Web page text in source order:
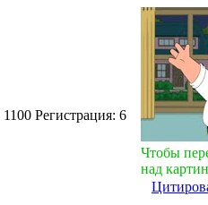
1100 Регистрация: 6
Чтобы
над